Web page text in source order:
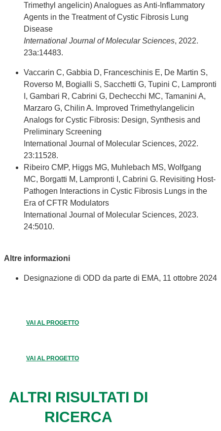
Trimethyl angelicin) Analogues as Anti-Inflammatory
Agents in the Treatment of Cystic Fibrosis Lung
Disease
International Journal of Molecular Sciences, 2022.
23a:14483.
Vaccarin C, Gabbia D, Franceschinis E, De Martin S,
Roverso M, Bogialli S, Sacchetti G, Tupini C, Lampronti
I, Gambari R, Cabrini G, Dechecchi MC, Tamanini A,
Marzaro G, Chilin A. Improved Trimethylangelicin
Analogs for Cystic Fibrosis: Design, Synthesis and
Preliminary Screening
International Journal of Molecular Sciences, 2022.
23:11528.
Ribeiro CMP, Higgs MG, Muhlebach MS, Wolfgang
MC, Borgatti M, Lampronti I, Cabrini G. Revisiting Host-
Pathogen Interactions in Cystic Fibrosis Lungs in the
Era of CFTR Modulators
International Journal of Molecular Sciences, 2023.
24:5010.
Altre informazioni
Designazione di ODD da parte di EMA, 11 ottobre 2024
VAI AL PROGETTO
VAI AL PROGETTO
ALTRI RISULTATI DI
RICERCA